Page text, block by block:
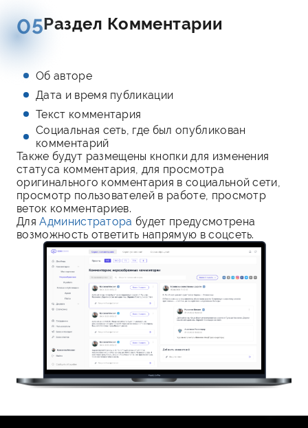
05Раздел Комментарии
Об авторе
Дата и время публикации
Текст комментария
Социальная сеть, где был опубликован
комментарий
Также будут размещены кнопки для изменения
статуса комментария, для просмотра
оригинального комментария в социальной сети,
просмотр пользователей в работе, просмотр
веток комментариев.
ДляАдминистратора будет предусмотрена
возможность ответить напрямую в соцсеть.